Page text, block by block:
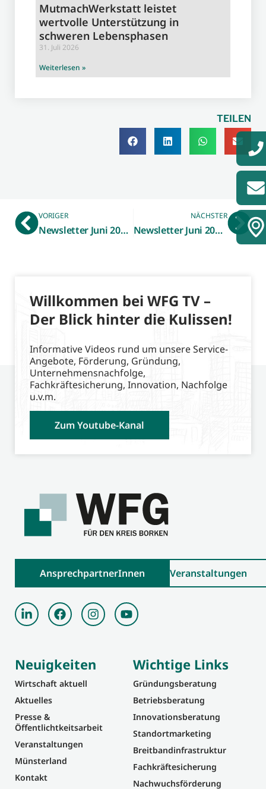
MutmachWerkstatt leistet
wertvolle Unterstützung in
schweren Lebensphasen
31. Juli 2026
Weiterlesen »
TEILEN
VORIGER
Newsletter Juni 2019: Gewerblicher Mietpreisspiegel der WFG gibt Orientierung
NÄCHSTER
Newsletter Juni 2019: DigiX-Datenbank für Digitalisierungsberater und IT-Dienstleister
Willkommen bei WFG TV –
Der Blick hinter die Kulissen!
Informative Videos rund um unsere Service-
Angebote, Förderung, Gründung,
Unternehmensnachfolge,
Fachkräftesicherung, Innovation, Nachfolge
u.v.m.
Zum Youtube-Kanal
AnsprechpartnerInnen Veranstaltungen
Neuigkeiten
Wirtschaft aktuell
Aktuelles
Presse &
Öffentlichtkeitsarbeit
Veranstaltungen
Münsterland
Kontakt
Wichtige Links
Gründungsberatung
Betriebsberatung
Innovationsberatung
Standortmarketing
Breitbandinfrastruktur
Fachkräftesicherung
Nachwuchsförderung